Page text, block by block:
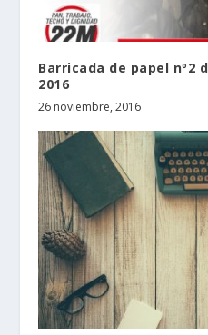
Barricada de papel nº2
2016
26 noviembre, 2016